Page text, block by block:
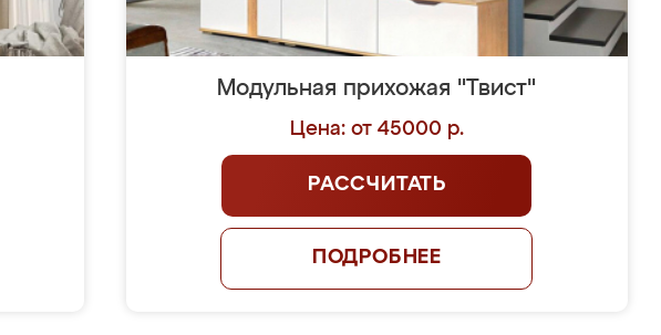
Модульная прихожая "Твист"
Цена: от 45000 р.
РАССЧИТАТЬ
ПОДРОБНЕЕ